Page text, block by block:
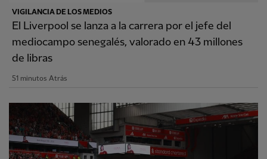
VIGILANCIA DE LOS MEDIOS
El Liverpool se lanza a la carrera por el jefe del
mediocampo senegalés, valorado en 43 millones
de libras
51 minutos Atrás